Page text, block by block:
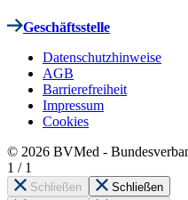
Geschäftsstelle
Datenschutzhinweise
AGB
Barrierefreiheit
Impressum
Cookies
© 2026 BVMed -
1 / 1
Schließen
Schließen